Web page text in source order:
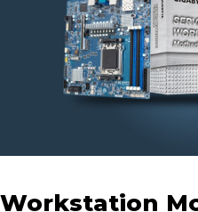
Workstation